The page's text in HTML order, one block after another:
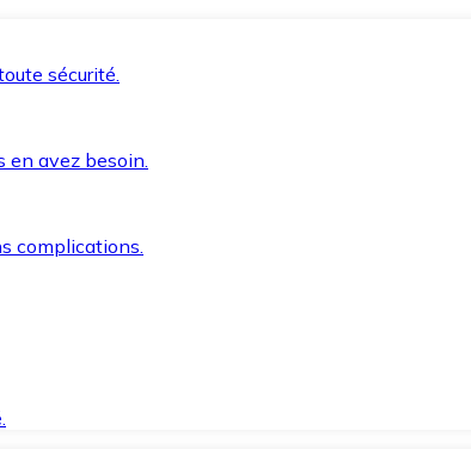
sécurité.
en avez besoin.
complications.